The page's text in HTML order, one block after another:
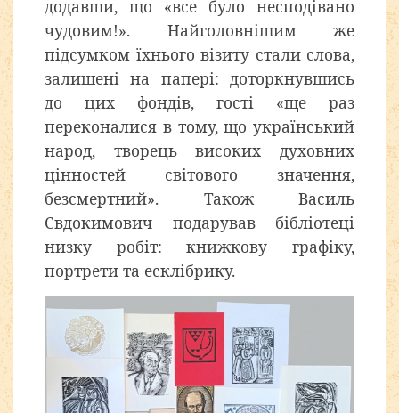
додавши, що «все було несподівано
чудовим!». Найголовнішим же
підсумком їхнього візиту стали слова,
залишені на папері: доторкнувшись
до цих фондів, гості «ще раз
переконалися в тому, що український
народ, творець високих духовних
цінностей світового значення,
безсмертний». Також Василь
Євдокимович подарував бібліотеці
низку робіт: книжкову графіку,
портрети та есклібрику.